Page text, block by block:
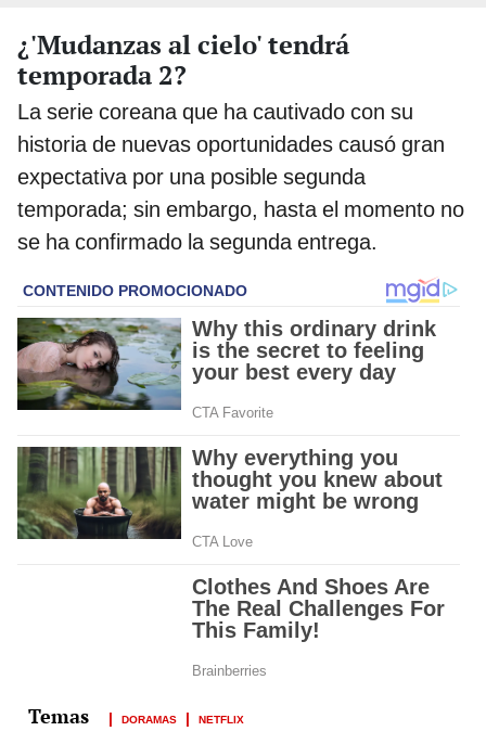
¿'Mudanzas al cielo' tendrá
temporada 2?
La serie coreana que ha cautivado con su
historia de nuevas oportunidades causó gran
expectativa por una posible segunda
temporada; sin embargo, hasta el momento no
se ha confirmado la segunda entrega.
DORAMAS NETFLIX